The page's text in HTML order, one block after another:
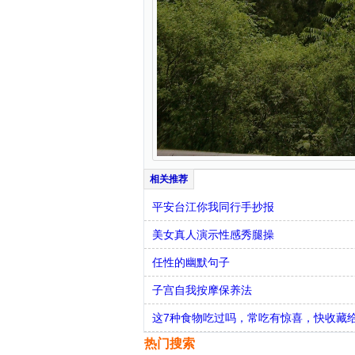
平安台江你我同行手抄报
美女真人演示性感秀腿操
任性的幽默句子
子宫自我按摩保养法
这7种食物吃过吗，常吃有惊喜，快收藏
热门搜索